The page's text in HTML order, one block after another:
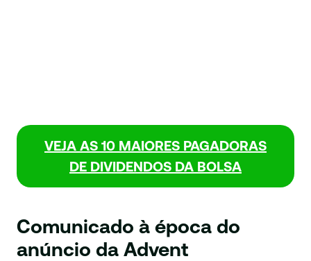
VEJA AS 10 MAIORES PAGADORAS
DE DIVIDENDOS DA BOLSA
Comunicado à época do
anúncio da Advent